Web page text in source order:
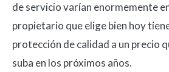
de servicio varían enormemente
propietario que elige bien hoy
protección de calidad a un precio
suba en los próximos años.